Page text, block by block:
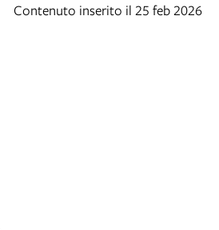
Contenuto inserito il 25 feb 2026